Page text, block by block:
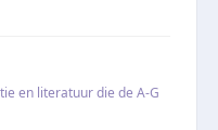
en literatuur die de A-G